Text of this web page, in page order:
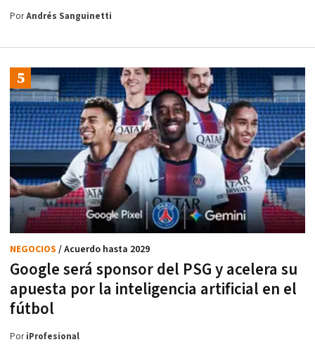
PorAndrés Sanguinetti
Google será sponsor del PSG y acelera su
apuesta por la inteligencia artificial en el
fútbol
NEGOCIOS / Acuerdo hasta 2029
PoriProfesional